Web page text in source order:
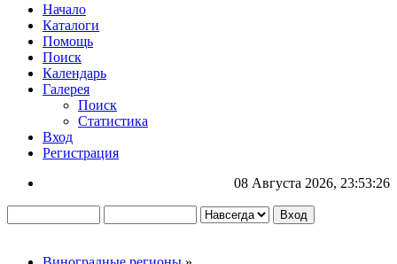
Начало
Каталоги
Помощь
Поиск
Календарь
Галерея
Поиск
Статистика
Вход
Регистрация
08 Августа 2026, 23:53:26